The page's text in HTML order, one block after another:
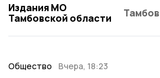
Издания МО
Тамбовской области
Общество Вчера, 18:23